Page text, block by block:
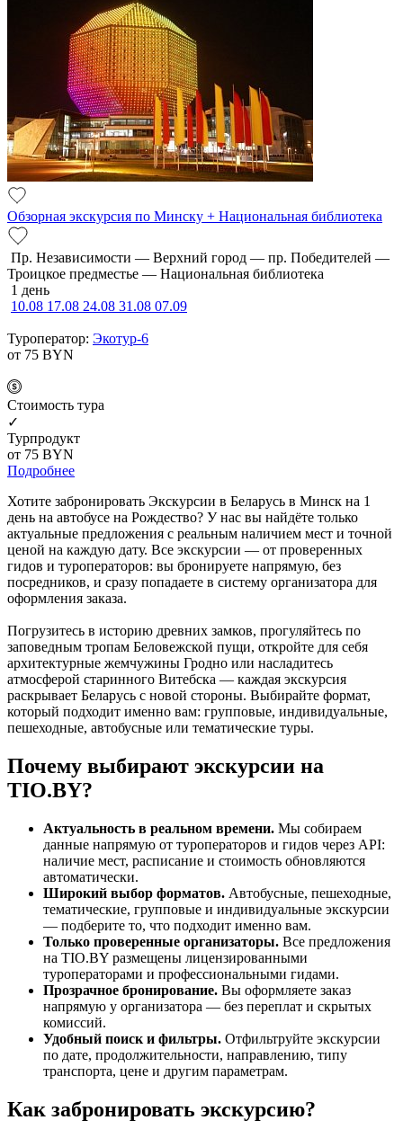
Обзорная экскурсия по Минску + Национальная библиотека
Пр. Независимости — Верхний город — пр. Победителей —
Троицкое предместье — Национальная библиотека
1 день
10.08 17.08 24.08 31.08 07.09
Туроператор: Экотур-6
от 75 BYN
Cтоимость тура
✓
Турпродукт
от 75 BYN
Подробнее
Хотите забронировать Экскурсии в Беларусь в Минск на 1
день на автобусе на Рождество? У нас вы найдёте только
актуальные предложения с реальным наличием мест и точной
ценой на каждую дату. Все экскурсии — от проверенных
гидов и туроператоров: вы бронируете напрямую, без
посредников, и сразу попадаете в систему организатора для
оформления заказа.
Погрузитесь в историю древних замков, прогуляйтесь по
заповедным тропам Беловежской пущи, откройте для себя
архитектурные жемчужины Гродно или насладитесь
атмосферой старинного Витебска — каждая экскурсия
раскрывает Беларусь с новой стороны. Выбирайте формат,
который подходит именно вам: групповые, индивидуальные,
пешеходные, автобусные или тематические туры.
Почему выбирают экскурсии на
TIO.BY?
Актуальность в реальном времени. Мы собираем
данные напрямую от туроператоров и гидов через API:
наличие мест, расписание и стоимость обновляются
автоматически.
Широкий выбор форматов. Автобусные, пешеходные,
тематические, групповые и индивидуальные экскурсии
— подберите то, что подходит именно вам.
Только проверенные организаторы. Все предложения
на TIO.BY размещены лицензированными
туроператорами и профессиональными гидами.
Прозрачное бронирование. Вы оформляете заказ
напрямую у организатора — без переплат и скрытых
комиссий.
Удобный поиск и фильтры. Отфильтруйте экскурсии
по дате, продолжительности, направлению, типу
транспорта, цене и другим параметрам.
Как забронировать экскурсию?